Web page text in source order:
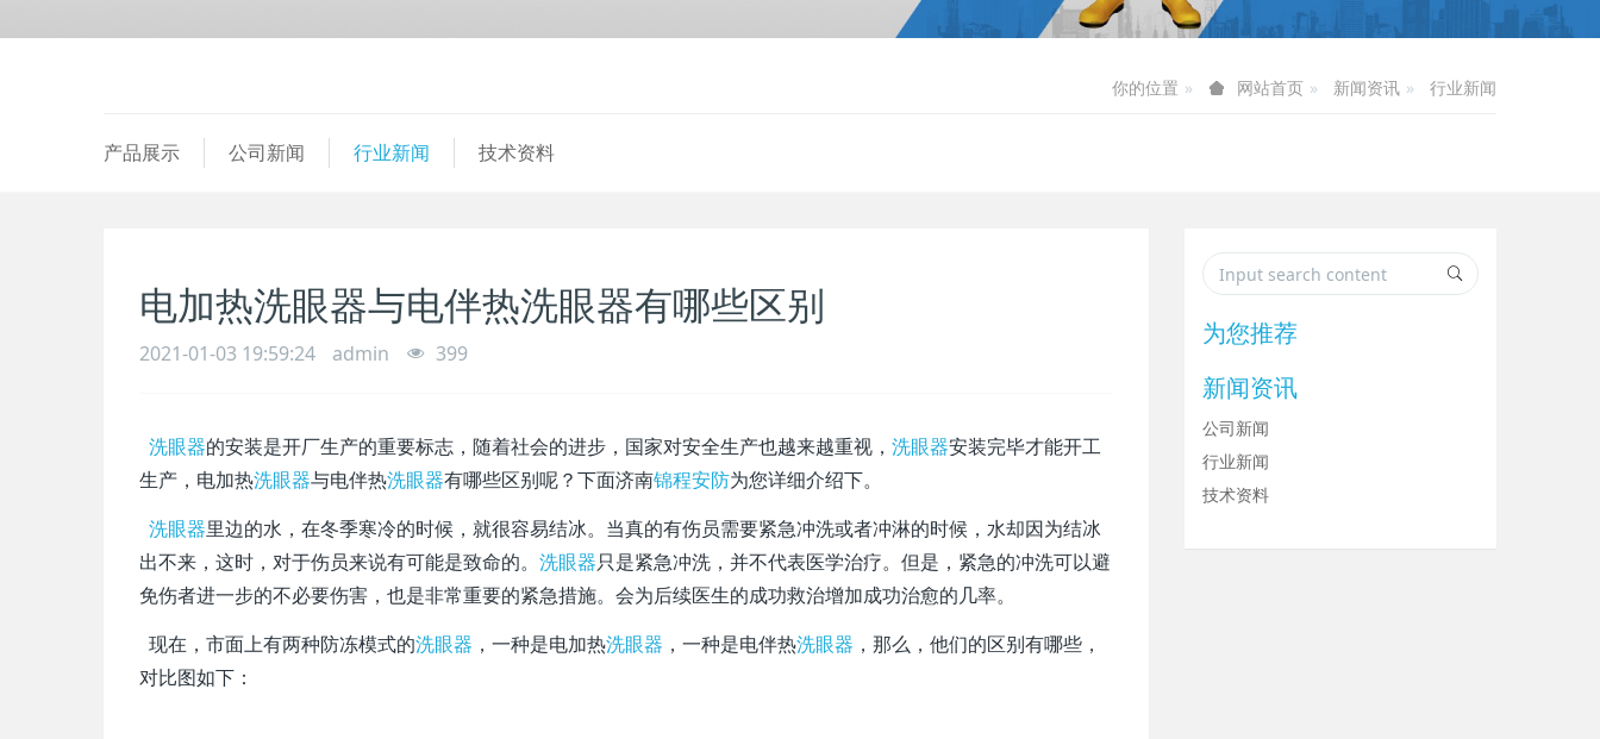
你的位置 网站首页 新闻资讯 行业新闻
产品展示 公司新闻 行业新闻 技术资料
电加热洗眼器与电伴热洗眼器有哪些区别
2021-01-03 19:59:24 admin 399
洗眼器的安装是开厂生产的重要标志，随着社会的进步，国家对安全生产也越来越重视， 洗眼器安装完毕才能开工
生产，电加热洗眼器与电伴热洗眼器有哪些区别呢？下面济南锦程安防为您详细介绍下。
洗眼器里边的水，在冬季寒冷的时候，就很容易结冰。当真的有伤员需要紧急冲洗或者冲淋的时候，水却因为结冰
出不来，这时，对于伤员来说有可能是致命的。 洗眼器只是紧急冲洗，并不代表医学治疗。但是，紧急的冲洗可以避
免伤者进一步的不必要伤害，也是非常重要的紧急措施。会为后续医生的成功救治增加成功治愈的几率。
现在，市面上有两种防冻模式的洗眼器 ，一种是电加热洗眼器 ，一种是电伴热洗眼器 ，那么，他们的区别有哪些，
对比图如下：
为您推荐
新闻资讯
公司新闻
行业新闻
技术资料